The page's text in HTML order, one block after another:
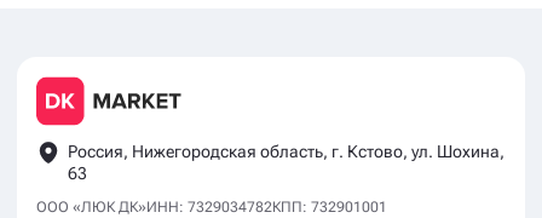
Россия, Нижегородская область, г. Кстово, ул. Шохина,
63
ООО «ЛЮК ДК»ИНН: 7329034782КПП: 732901001